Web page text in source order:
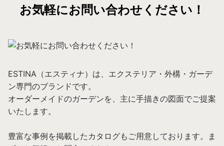
お気軽にお問い合わせください！
ESTINA（エスティナ）は、エクステリア・外構・ガーデ
ン専門のブランドです。
オーダーメイドのガーデンを、主に手描きの図面でご提案
いたします。
豊富な事例を掲載したカタログもご用意しております。ま